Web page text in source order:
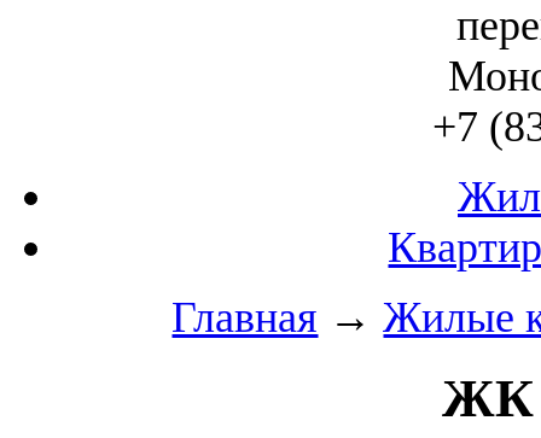
+7
Главная →Жилые
ЖК